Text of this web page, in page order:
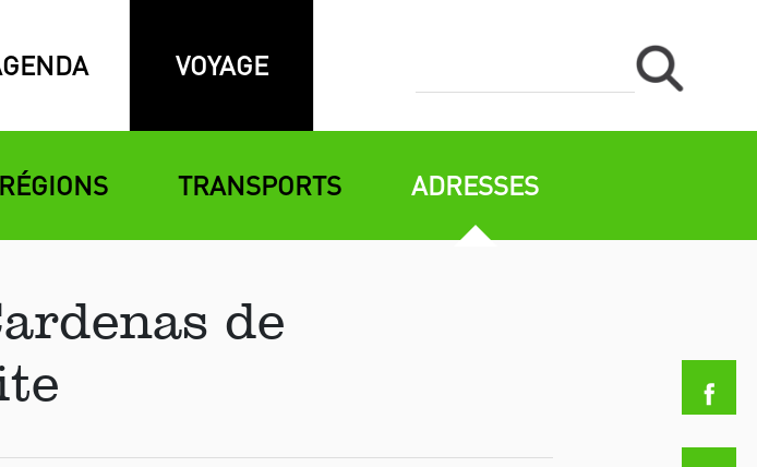
VOYAGE
RÉGIONS TRANSPORTS ADRESSES
de